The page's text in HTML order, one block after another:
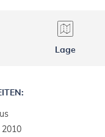
Lage